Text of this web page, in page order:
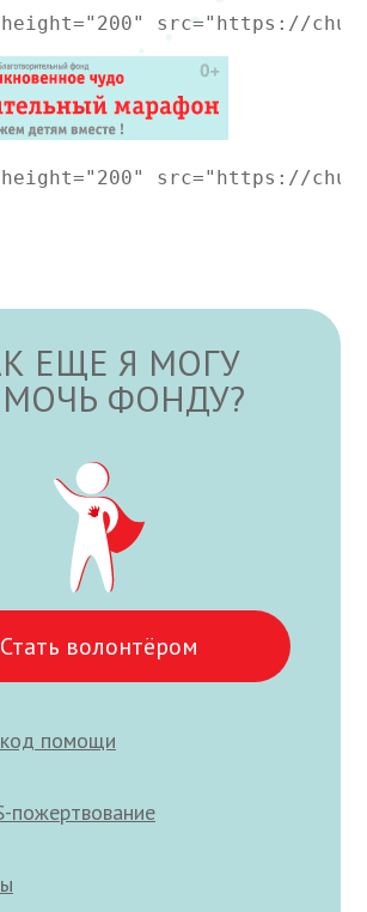
src="https://
src="https://
ЕЩЕ Я МОГУ
ФОНДУ?
Стать волонтёром
помощи
пожертвование